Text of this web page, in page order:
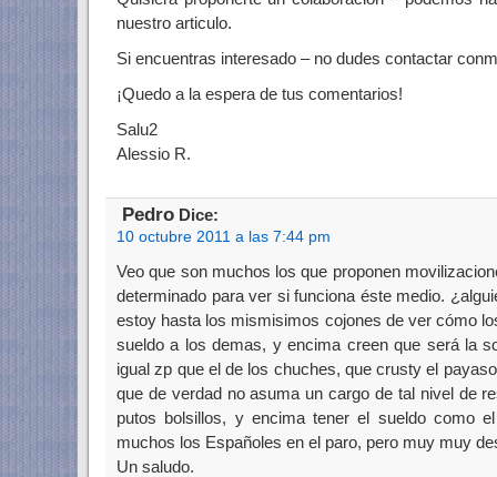
nuestro articulo.
Si encuentras interesado – no dudes contactar
¡Quedo a la espera de tus comentarios!
Salu2
Alessio R.
Pedro Dice:
10 octubre 2011 a las 7:44 pm
Veo que son muchos los que proponen
determinado para ver si funciona éste medio.
estoy hasta los mismisimos cojones de ver cómo
sueldo a los demas, y encima creen que será la
igual zp que el de los chuches, que crusty el
que de verdad no asuma un cargo de tal nivel de
putos bolsillos, y encima tener el sueldo como
muchos los Españoles en el paro, pero muy muy
Un saludo.